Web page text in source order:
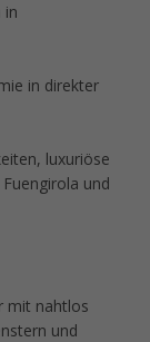
in
in direkter
luxuriöse
und
mit nahtlos
und